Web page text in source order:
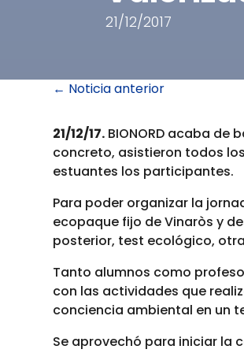
21/12/2017
← Noticia anterior
21/12/17. BIONORD acaba de
concreto, asistieron todos los
estuantes los participantes.
Para poder organizar la
ecopaque fijo de Vinaròs y
posterior, test ecológico,
Tanto alumnos como
con las actividades que
conciencia ambiental en un
Se aprovechó para iniciar la